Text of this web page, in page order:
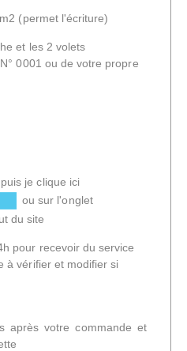
(permet l'écriture)
et les 2 volets
0001 ou de votre propre
je clique ici
ou sur l'onglet
du site
pour recevoir du service
à vérifier et modifier si
après votre commande et